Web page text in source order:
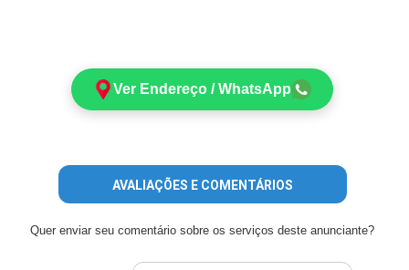
Ver Endereço / WhatsApp
AVALIAÇÕES E COMENTÁRIOS
Quer enviar seu comentário sobre os serviços deste anunciante?